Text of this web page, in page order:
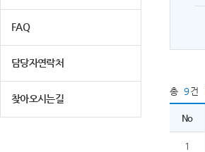
FAQ
담당자연락처
찾아오시는길
총 9 건
No
1